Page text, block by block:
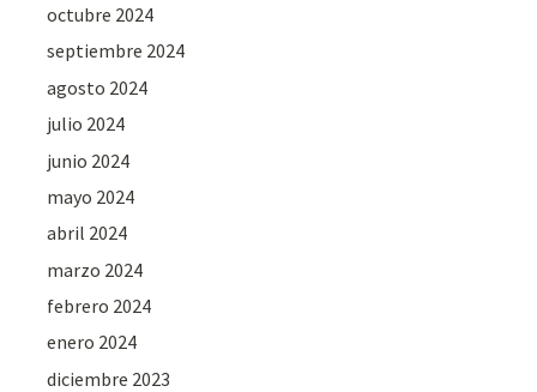
octubre 2024
septiembre 2024
agosto 2024
julio 2024
junio 2024
mayo 2024
abril 2024
marzo 2024
febrero 2024
enero 2024
diciembre 2023